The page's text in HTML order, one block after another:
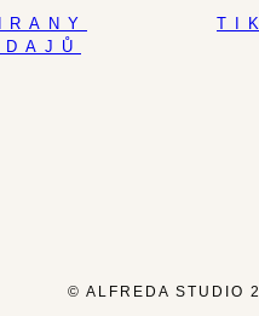
© ALFREDA STUDIO